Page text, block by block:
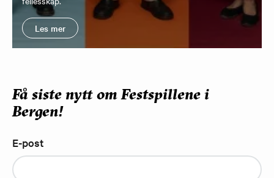
Les mer
Få siste nytt om Festspillene i
Bergen!
E-post